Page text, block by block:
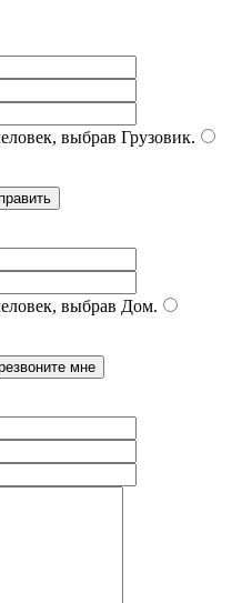
выбрав Грузовик.
выбрав Дом.